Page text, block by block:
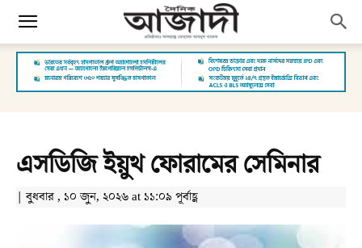
এসডিজি ইয়ুথ ফোরামের সেমিনার
| বুধবার , ১০ জুন, ২০২৬ at ১১:০৯ পূর্বাহ্ণ